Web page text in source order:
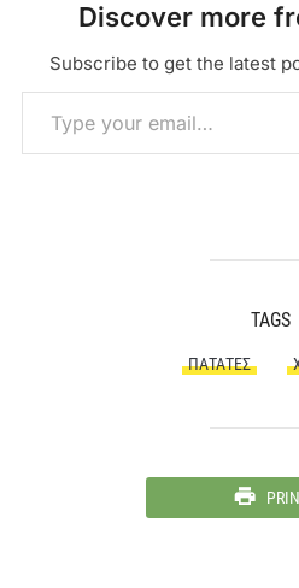
Discover more
Subscribe to get the latest
Type your email…
TAGS
ΠΑΤΆΤΕΣ